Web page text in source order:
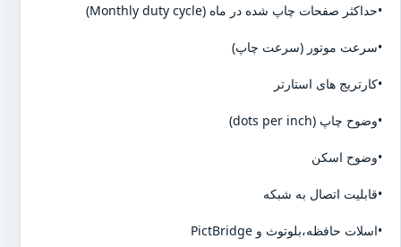
•حداکثر صفحات چاپ شده در ماه (Monthly duty cycle)
•سرعت موتور (سرعت چاپ)
•کارتریج های استارتر
•وضوح چاپ (dots per inch)
•وضوح اسکن
•قابلیت اتصال به شبکه
•اسلات حافظه،بلوتوث و PictBridge